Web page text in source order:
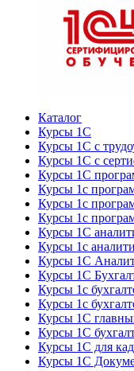
Каталог
Курсы 1С
Курсы 1С с
Курсы 1С с
Курсы 1С
Курсы 1с
Курсы 1с
Курсы 1с
Курсы 1С
Курсы 1с
Курсы 1С
Курсы 1С
Курсы 1с
Курсы 1с
Курсы 1С
Курсы 1С
Курсы 1С для
Курсы 1С